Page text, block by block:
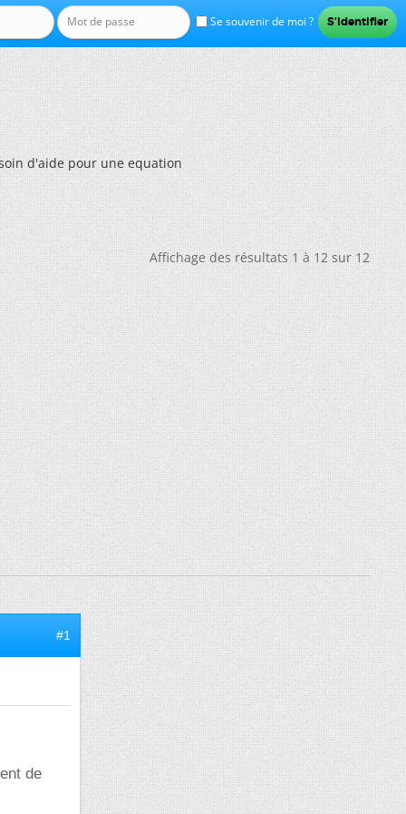
Se souvenir de moi ?
d'aide pour une equation
Affichage des résultats 1 à 12 sur 12
#1
de